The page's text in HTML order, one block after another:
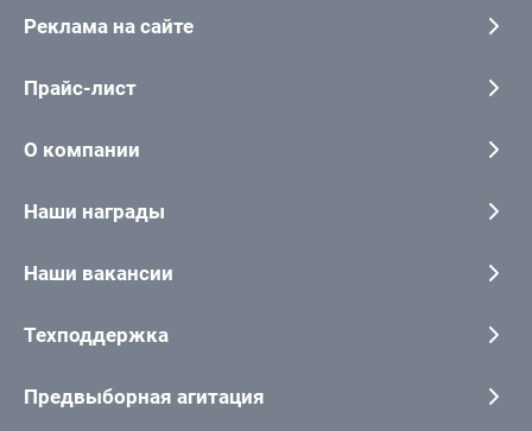
Реклама на сайте
Прайс-лист
О компании
Наши награды
Наши вакансии
Техподдержка
Предвыборная агитация